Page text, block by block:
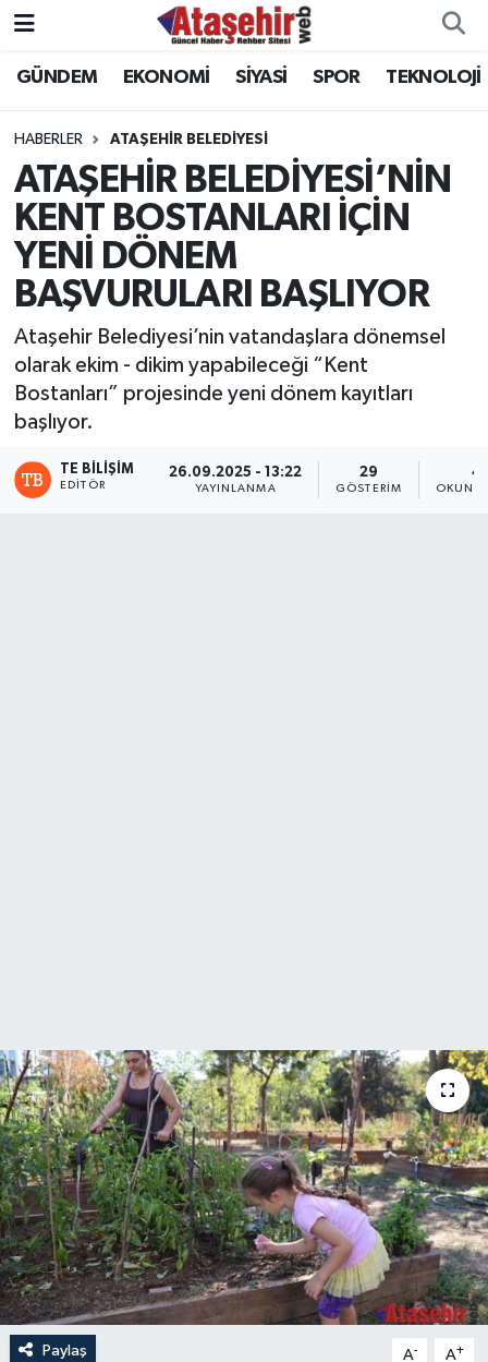
GÜNDEM EKONOMİ SİYASİ SPOR TEKNOLOJİ
HABERLER ATAŞEHİR BELEDİYESİ
ATAŞEHİR BELEDİYESİ’NİN
KENT BOSTANLARI İÇİN
YENİ DÖNEM
BAŞVURULARI BAŞLIYOR
​​​​​​​Ataşehir Belediyesi’nin vatandaşlara dönemsel
olarak ekim - dikim yapabileceği “Kent
Bostanları” projesinde yeni dönem kayıtları
başlıyor.
TE BILIŞIM
EDITÖR
26.09.2025 - 13:22
YAYINLANMA
29
GÖSTERIM
4
Paylaş A- A+
Hava Durumu
Trafik Durumu
Süper Lig Puan Durumu ve Fikstür
Tüm Manşetler
Son Dakika Haberleri
Haber Arşivi